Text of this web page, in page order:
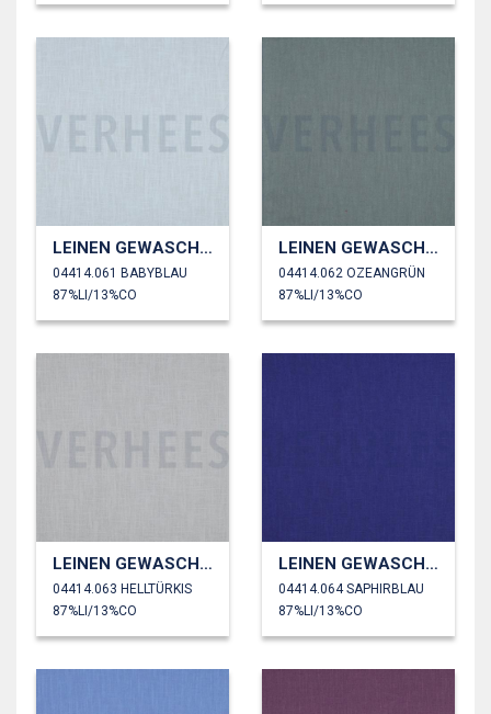
LEINEN GEWASCHEN 230 GM2
04414.061 BABYBLAU
87%LI/13%CO
LEINEN GEWASCHEN 230 GM2
04414.062 OZEANGRÜN
87%LI/13%CO
LEINEN GEWASCHEN 230 GM2
04414.063 HELLTÜRKIS
87%LI/13%CO
LEINEN GEWASCHEN 230 GM2
04414.064 SAPHIRBLAU
87%LI/13%CO